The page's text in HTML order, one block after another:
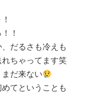
！
だるさも冷えも
ちゃってます笑
だ来ない
てということも